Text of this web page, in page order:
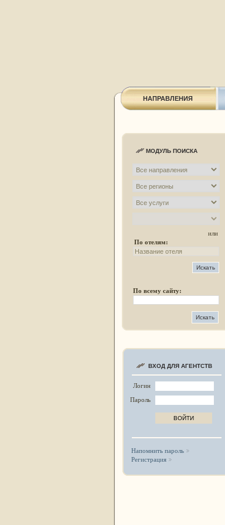
НАПРАВЛЕНИЯ
МОДУЛЬ ПОИСКА
или
По отелям:
По всему сайту:
ВХОД ДЛЯ АГЕНТСТВ
Логин
Пароль
Напомнить пароль
Регистрация